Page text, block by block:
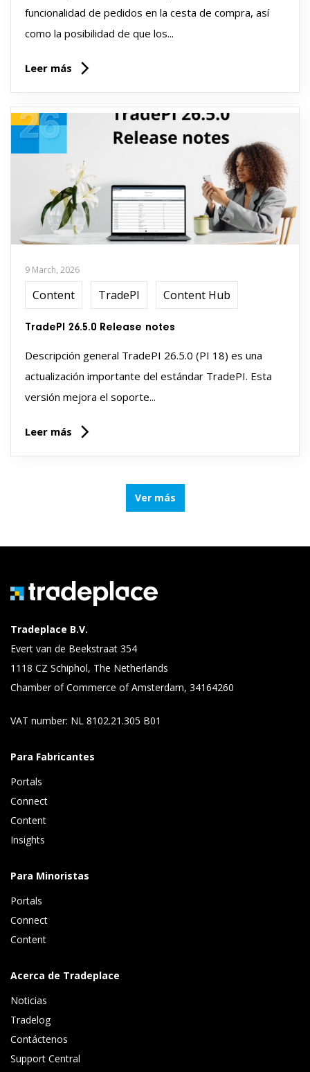
funcionalidad de pedidos en la cesta de compra, así
como la posibilidad de que los...
Leer más
9 March, 2026
Content TradePI Content Hub
TradePI 26.5.0 Release notes
Descripción general TradePI 26.5.0 (PI 18) es una
actualización importante del estándar TradePI. Esta
versión mejora el soporte...
Leer más
Ver más
Tradeplace B.V.
Evert van de Beekstraat 354
1118 CZ Schiphol, The Netherlands
Chamber of Commerce of Amsterdam, 34164260
VAT number: NL 8102.21.305 B01
Para Fabricantes
Portals
Connect
Content
Insights
Para Minoristas
Portals
Connect
Content
Acerca de Tradeplace
Noticias
Tradelog
Contáctenos
Support Central